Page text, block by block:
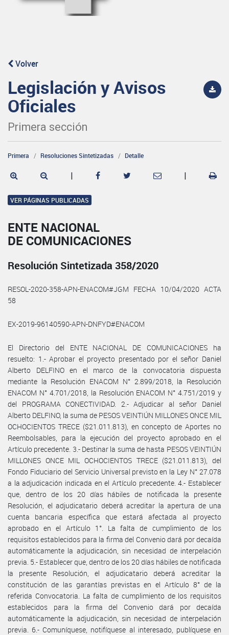
Volver
Legislación y Avisos
Oficiales
Primera sección
Primera Resoluciones Sintetizadas Detalle
| |
VER PÁGINAS PUBLICADAS
ENTE NACIONAL
DE COMUNICACIONES
Resolución Sintetizada 358/2020
RESOL-2020-358-APN-ENACOM#JGM FECHA 10/04/2020 ACTA
58
EX-2019-96140590-APN-DNFYD#ENACOM
El Directorio del ENTE NACIONAL DE COMUNICACIONES ha
resuelto: 1.- Aprobar el proyecto presentado por el señor Daniel
Alberto DELFINO en el marco de la convocatoria dispuesta
mediante la Resolución ENACOM N° 2.899/2018, la Resolución
ENACOM N° 4.701/2018, la Resolución ENACOM N° 4.751/2019 y
del PROGRAMA CONECTIVIDAD. 2.- Adjudicar al señor Daniel
Alberto DELFINO, la suma de PESOS VEINTIÚN MILLONES ONCE MIL
OCHOCIENTOS TRECE ($21.011.813), en concepto de Aportes no
Reembolsables, para la ejecución del proyecto aprobado en el
Artículo precedente. 3.- Destinar la suma de hasta PESOS VEINTIÚN
MILLONES ONCE MIL OCHOCIENTOS TRECE ($21.011.813), del
Fondo Fiduciario del Servicio Universal previsto en la Ley N° 27.078
a la adjudicación indicada en el Artículo precedente. 4.- Establecer
que, dentro de los 20 días hábiles de notificada la presente
Resolución, el adjudicatario deberá acreditar la apertura de una
cuenta bancaria específica que estará afectada al proyecto
aprobado en el Artículo 1°. La falta de cumplimiento de los
requisitos establecidos para la firma del Convenio dará por decaída
automáticamente la adjudicación, sin necesidad de interpelación
previa. 5.- Establecer que, dentro de los 20 días hábiles de notificada
la presente Resolución, el adjudicatario deberá acreditar la
constitución de las garantías previstas en el Artículo 8° de la
referida Convocatoria. La falta de cumplimiento de los requisitos
establecidos para la firma del Convenio dará por decaída
automáticamente la adjudicación, sin necesidad de interpelación
previa. 6.- Comuníquese, notifíquese al interesado, publíquese en